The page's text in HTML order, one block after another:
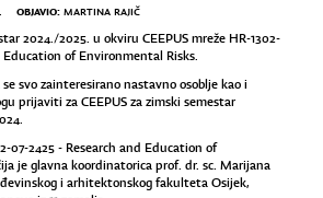
OBJAVIO: MARTINA RAJIČ
2024./2025. u okviru CEEPUS mreže HR-1302-
Education of Environmental Risks.
svo zainteresirano nastavno osoblje kao i
prijaviti za CEEPUS za zimski semestar
07-2425 - Research and Education of
je glavna koordinatorica prof. dr. sc. Marijana
i arhitektonskog fakulteta Osijek,